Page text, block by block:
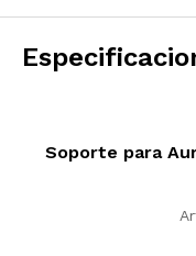
Soporte para